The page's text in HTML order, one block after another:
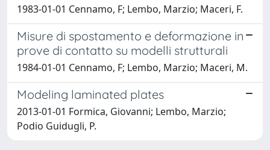
1983-01-01 Cennamo, F; Lembo, Marzio; Maceri, F.
Misure di spostamento e deformazione in
prove di contatto su modelli strutturali
1984-01-01 Cennamo, F; Lembo, Marzio; Maceri, M.
Modeling laminated plates
2013-01-01 Formica, Giovanni; Lembo, Marzio;
Podio Guidugli, P.